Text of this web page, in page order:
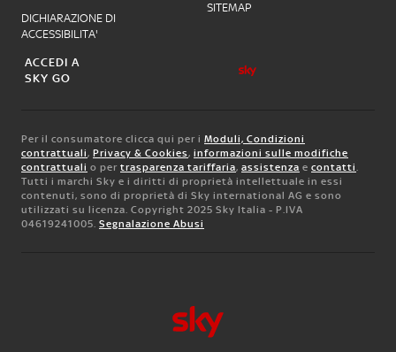
DICHIARAZIONE DI
ACCESSIBILITA'
SITEMAP
ACCEDI A
SKY GO
Per il consumatore clicca qui per i Moduli, Condizioni
contrattuali, Privacy & Cookies, informazioni sulle modifiche
contrattuali o per trasparenza tariffaria, assistenza e contatti.
Tutti i marchi Sky e i diritti di proprietà intellettuale in essi
contenuti, sono di proprietà di Sky international AG e sono
utilizzati su licenza. Copyright 2025 Sky Italia - P.IVA
04619241005. Segnalazione Abusi